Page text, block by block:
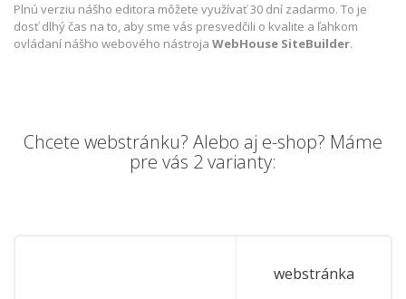
Plnú verziu nášho editora môžete využívať 30 dní zadarmo. To je
dosť dlhý čas na to, aby sme vás presvedčili o kvalite a ľahkom
ovládaní nášho webového nástroja WebHouse SiteBuilder.
Chcete webstránku? Alebo aj e-shop? Máme
pre vás 2 varianty:
webstránka